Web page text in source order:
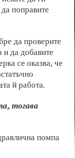
поправите
да проверите
и да добавите
се оказва, че
й работа.
тогава
помпа